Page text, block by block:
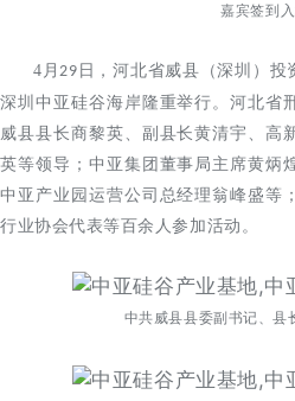
嘉宾签到
4 月29 日，河北省威县（深圳）
深圳中亚硅谷海岸隆重举行。河北省
威县县长商黎英、副县长黄清宇、高
英等领导；中亚集团董事局主席黄炳
中亚产业园运营公司总经理翁峰盛等
行业协会代表等百余人参加活动。
中共威县县委副书记、县